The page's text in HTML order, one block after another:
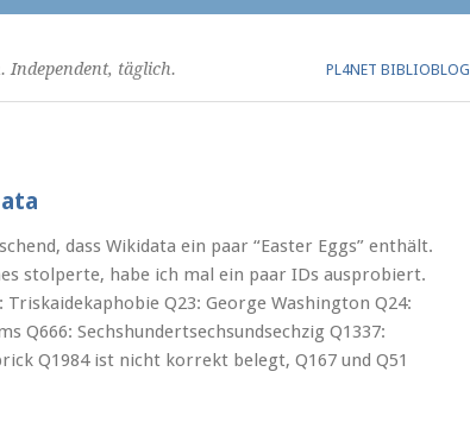
PL4NET BIBLIOBLOG
Independent, täglich.
dass Wikidata ein paar “Easter Eggs” enthält.
stolperte, habe ich mal ein paar IDs ausprobiert.
Q23: George Washington Q24:
Q666: Sechshundertsechsundsechzig Q1337:
Q1984 ist nicht korrekt belegt, Q167 und Q51